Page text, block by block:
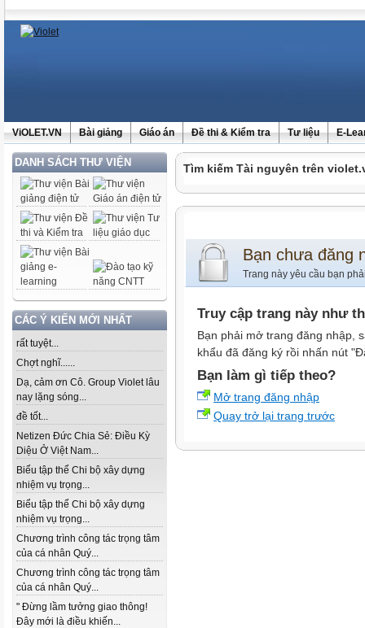
ViOLET.VN Bài giảng Giáo án Đề thi & Kiểm tra Tư liệu E-
DANH SÁCH THƯ VIỆN
CÁC Ý KIẾN MỚI NHẤT
rất tuyệt...
Chợt nghĩ......
Dạ, cảm ơn Cô. Group Violet lâu
nay lặng sóng...
đề tốt...
Netizen Đức Chia Sẻ: Điều Kỳ
Diệu Ở Việt Nam...
Biểu tập thể Chi bộ xây dựng
nhiệm vụ trọng...
Biểu tập thể Chi bộ xây dựng
nhiệm vụ trọng...
Chương trình công tác trọng tâm
của cá nhân Quý...
Chương trình công tác trọng tâm
của cá nhân Quý...
" Đừng lầm tưởng giao thông!
Đây mới là điều khiến...
Tìm kiếm Tài nguyên trên
Bạn chưa đăng
Trang này yêu cầu bạn
Truy cập trang này như
Bạn phải mở trang đăng nhập,
khẩu đã đăng ký rồi nhấn nút
Bạn làm gì tiếp theo?
Mở trang đăng nhập
Quay trở lại trang trước